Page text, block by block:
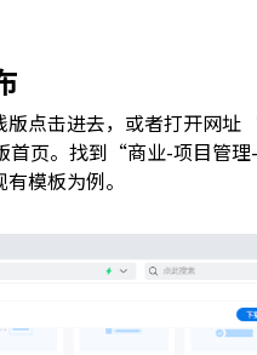
版点击进去，或者打开网址
页。找到“商业-项目管
模板为例。